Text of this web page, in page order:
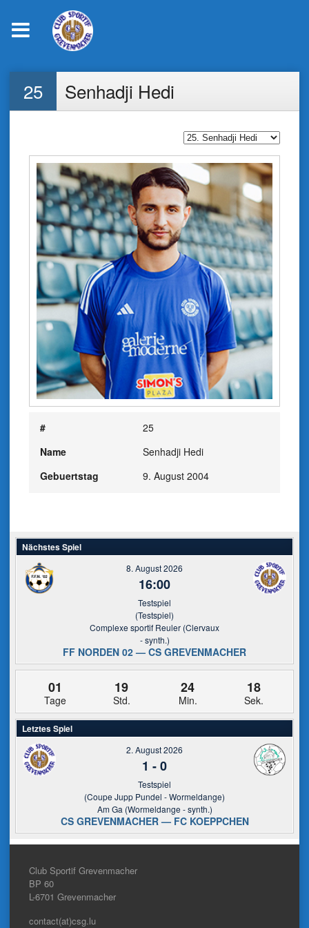
25 Senhadji Hedi
#
25
Name
Senhadji Hedi
Gebuertstag
9. August 2004
Nächstes Spiel
8. August 2026
16:00
Testspiel
(Testspiel)
Complexe sportif Reuler (Clervaux
- synth.)
FF NORDEN 02 — CS GREVENMACHER
01
Tage
19
Std.
24
Min.
17
Sek.
Letztes Spiel
2. August 2026
1 -0
Testspiel
(Coupe Jupp Pundel - Wormeldange)
Am Ga (Wormeldange - synth.)
CS GREVENMACHER — FC KOEPPCHEN
Club Sportif Grevenmacher
BP 60
L-6701 Grevenmacher
contact(at)csg.lu